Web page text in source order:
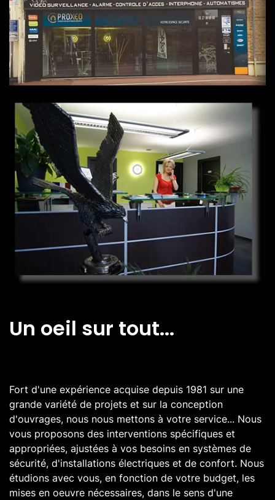
Un oeil sur tout...
Fort d'une expérience acquise depuis 1981 sur une
grande variété de projets et sur la conception
d'ouvrages, nous nous mettons à votre service... Nous
vous proposons des interventions spécifiques et
appropriées, ajustées à vos besoins en systèmes de
sécurité, d'installations électriques et de confort. Nous
étudions avec vous, en fonction de votre budget, les
mises en oeuvre nécessaires, dans le sens d'une